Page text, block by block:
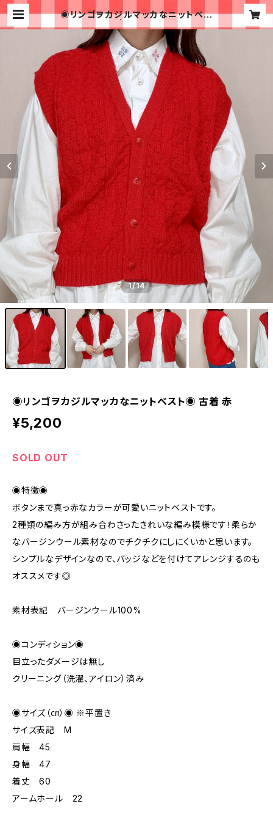
◉リンゴヲカジルマッカなニットベス
1/14
◉リンゴヲカジルマッカなニットベスト◉ 古着 赤
¥5,200
SOLD OUT
◉特徴◉
ボタンまで真っ赤なカラーが可愛いニットベストです。
2種類の編み方が組み合わさったきれいな編み模様です！柔らか
なバージンウール素材なのでチクチクにしにくいかと思います。
シンプルなデザインなので、バッジなどを付けてアレンジするのも
オススメです◎
素材表記 バージンウール100%
◉コンディション◉
目立ったダメージは無し
クリーニング（洗濯、アイロン）済み
◉サイズ（㎝）◉ ※平置き
サイズ表記 M
肩幅 45
身幅 47
着丈 60
アームホール 22